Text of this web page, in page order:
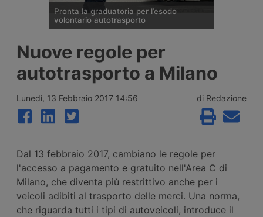
Pronta la graduatoria per l’esodo
volontario autotrasporto
degli Autotrasportatori ha pubblicato
l’elenco delle 133 imprese monoveicolari
ammesse agli incentivi da 15mila euro per
l’uscita volontaria dal mercato, nell’ambito
per il 2026.
Nuove regole per
autotrasporto a Milano
Lunedì, 13 Febbraio 2017 14:56 di Redazione
Dal 13 febbraio 2017, cambiano le regole per
l'accesso a pagamento e gratuito nell'Area C di
Milano, che diventa più restrittivo anche per i
veicoli adibiti al trasporto delle merci. Una norma,
che riguarda tutti i tipi di autoveicoli, introduce il